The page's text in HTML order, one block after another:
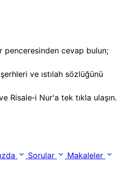
penceresinden cevap bulun;
ve ıstılah sözlüğünü
Risale‑i Nur'a tek tıkla ulaşın.
Hesabı
Sorular
Makaleler